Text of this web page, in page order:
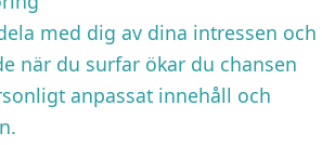
med dig av dina intressen och
när du surfar ökar du chansen
anpassat innehåll och